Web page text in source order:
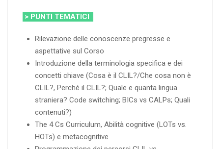
> PUNTI TEMATICI
Rilevazione delle conoscenze pregresse e
aspettative sul Corso
Introduzione della terminologia specifica e dei
concetti chiave (Cosa è il CLIL?/Che cosa non è
CLIL?, Perché il CLIL?; Quale e quanta lingua
straniera? Code switching; BICs vs CALPs; Quali
contenuti?)
The 4 Cs Curriculum, Abilità cognitive (LOTs vs.
HOTs) e metacognitive